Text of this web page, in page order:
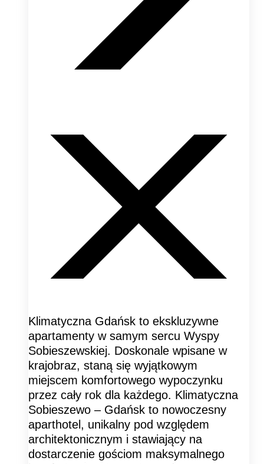
Klimatyczna Gdańsk to ekskluzywne
apartamenty w samym sercu Wyspy
Sobieszewskiej. Doskonale wpisane w
krajobraz, staną się wyjątkowym
miejscem komfortowego wypoczynku
przez cały rok dla każdego. Klimatyczna
Sobieszewo – Gdańsk to nowoczesny
aparthotel, unikalny pod względem
architektonicznym i stawiający na
dostarczenie gościom maksymalnego